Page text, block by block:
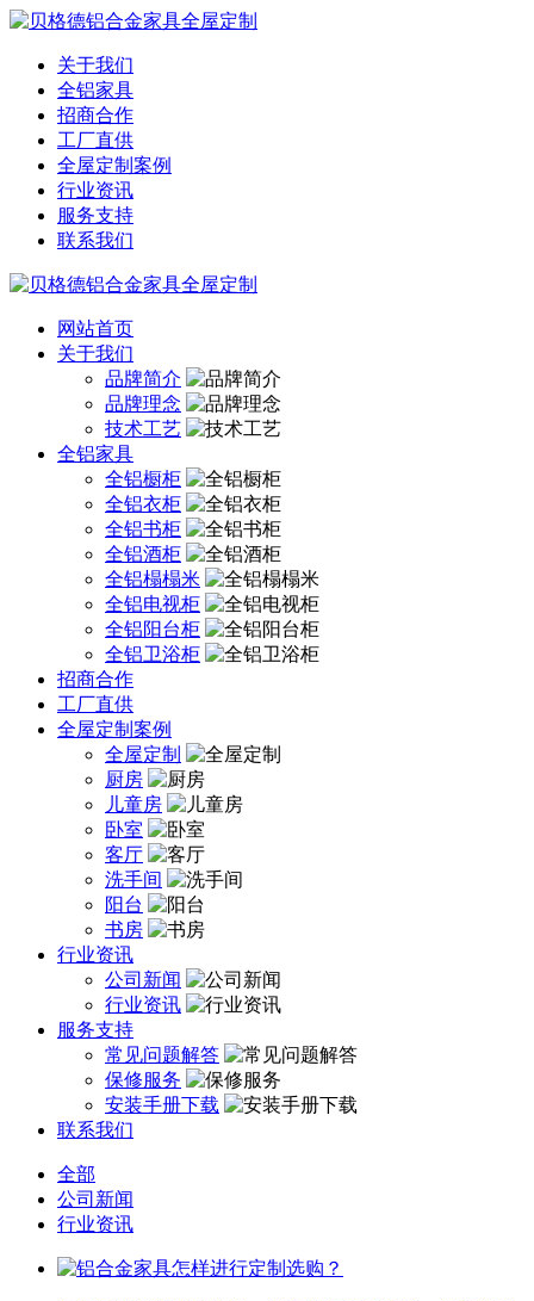
关于我们
全铝家具
招商合作
工厂直供
全屋定制案例
行业资讯
服务支持
联系我们
网站首页
关于我们
品牌简介
品牌理念
技术工艺
全铝家具
全铝橱柜
全铝衣柜
全铝书柜
全铝酒柜
全铝榻榻米
全铝电视柜
全铝阳台柜
全铝卫浴柜
招商合作
工厂直供
全屋定制案例
全屋定制
厨房
儿童房
卧室
客厅
洗手间
阳台
书房
行业资讯
公司新闻
行业资讯
服务支持
常见问题解答
保修服务
安装手册下载
联系我们
全部
公司新闻
行业资讯